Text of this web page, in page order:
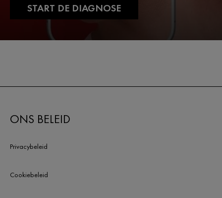
START DE DIAGNOSE
ONS BELEID
Privacybeleid
Cookiebeleid